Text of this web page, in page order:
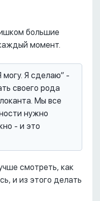
большие
момент.
могу. Я сделаю” -
своего рода
Мы все
нужно
- и это
смотреть, как
и из этого делать